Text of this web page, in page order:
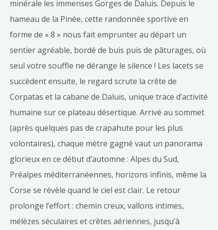
minérale les immenses Gorges de Daluis. Depuis le
hameau de la Pinée, cette randonnée sportive en
forme de « 8 » nous fait emprunter au départ un
sentier agréable, bordé de buis puis de pâturages, où
seul votre souffle ne dérange le silence ! Les lacets se
succèdent ensuite, le regard scrute la crête de
Corpatas et la cabane de Daluis, unique trace d’activité
humaine sur ce plateau désertique. Arrivé au sommet
(après quelques pas de crapahute pour les plus
volontaires), chaque mètre gagné vaut un panorama
glorieux en ce début d’automne : Alpes du Sud,
Préalpes méditerranéennes, horizons infinis, même la
Corse se révèle quand le ciel est clair. Le retour
prolonge l’effort : chemin creux, vallons intimes,
mélèzes séculaires et crêtes aériennes, jusqu’à